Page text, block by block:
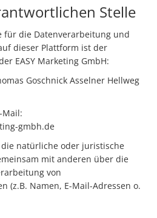
Stelle
für die Datenverarbeitung und
dieser Plattform ist der
EASY Marketing GmbH:
Goschnick Asselner Hellweg
Mail:
gmbh.de
natürliche oder juristische
mit anderen über die
von
(z.B. Namen, E-Mail-Adressen o.